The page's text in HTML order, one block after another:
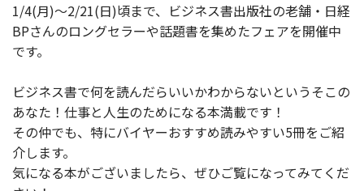
1/4(月)～2/21(日)頃まで、ビジネス書出版社の老舗・日経
BPさんのロングセラーや話題書を集めたフェアを開催中
です。
ビジネス書で何を読んだらいいかわからないというそこの
あなた！仕事と人生のためになる本満載です！
その仲でも、特にバイヤーおすすめ読みやすい5冊をご紹
介します。
気になる本がございましたら、ぜひご覧になってみてくだ